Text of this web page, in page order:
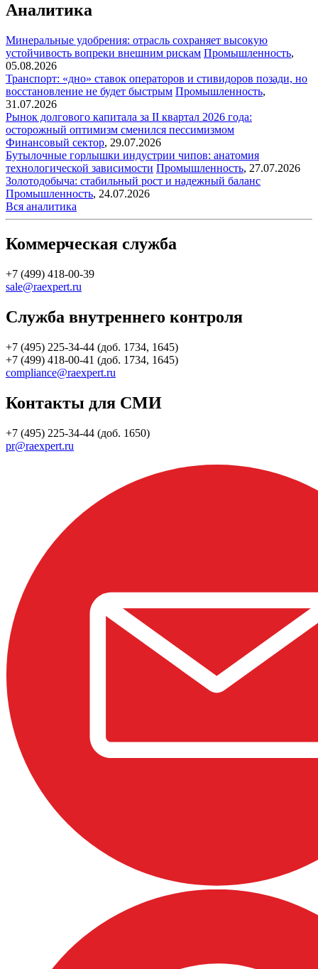
Аналитика
Минеральные удобрения: отрасль сохраняет высокую
устойчивость вопреки внешним рискам Промышленность,
05.08.2026
Транспорт: «дно» ставок операторов и стивидоров позади, но
восстановление не будет быстрым Промышленность,
31.07.2026
Рынок долгового капитала за II квартал 2026 года:
осторожный оптимизм сменился пессимизмом
Финансовый сектор, 29.07.2026
Бутылочные горлышки индустрии чипов: анатомия
технологической зависимости Промышленность, 27.07.2026
Золотодобыча: стабильный рост и надежный баланс
Промышленность, 24.07.2026
Вся аналитика
Коммерческая служба
+7 (499) 418-00-39
sale@raexpert.ru
Служба внутреннего контроля
+7 (495) 225-34-44 (доб. 1734, 1645)
+7 (499) 418-00-41 (доб. 1734, 1645)
compliance@raexpert.ru
Контакты для СМИ
+7 (495) 225-34-44 (доб. 1650)
pr@raexpert.ru